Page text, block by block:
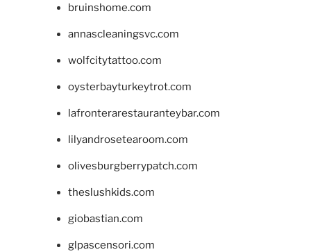
bruinshome.com
annascleaningsvc.com
wolfcitytattoo.com
oysterbayturkeytrot.com
lafronterarestauranteybar.com
lilyandrosetearoom.com
olivesburgberrypatch.com
theslushkids.com
giobastian.com
glpascensori.com